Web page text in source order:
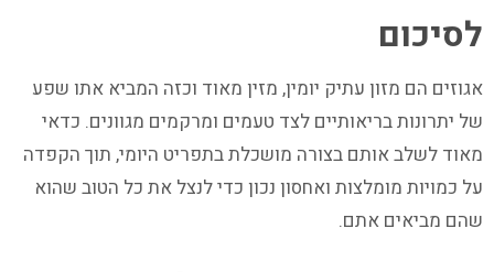
לסיכום
אגוזים הם מזון עתיק יומין, מזין מאוד וכזה המביא אתו שפע
של יתרונות בריאותיים לצד טעמים ומרקמים מגוונים. כדאי
מאוד לשלב אותם בצורה מושכלת בתפריט היומי, תוך הקפדה
על כמויות מומלצות ואחסון נכון כדי לנצל את כל הטוב שהוא
שהם מביאים אתם.